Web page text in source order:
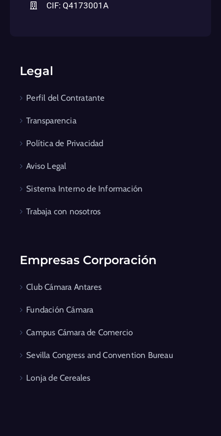
CIF: Q4173001A
Legal
Perfil del Contratante
Transparencia
Política de Privacidad
Aviso Legal
Sistema Interno de Información
Trabaja con nosotros
Empresas Corporación
Club Cámara Antares
Fundación Cámara
Campus Cámara de Comercio
Sevilla Congress and Convention Bureau
Lonja de Cereales